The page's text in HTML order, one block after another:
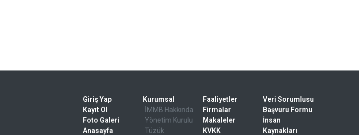
Giriş Yap
Kayıt Ol
Foto Galeri
Anasayfa
Kurumsal
İMMB Hakkında
Yönetim Kurulu
Tüzük
Faaliyetler
Firmalar
Makaleler
KVKK
Veri Sorumlusu
Başvuru Formu
İnsan
Kaynakları